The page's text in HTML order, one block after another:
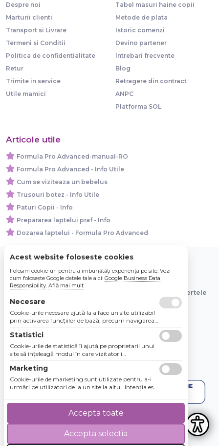
Despre noi
Marturii clienti
Transport si Livrare
Termeni si Conditii
Politica de confidentialitate
Retur
Trimite in service
Utile mamici
Tabel masuri haine copii
Metode de plata
Istoric comenzi
Devino partener
Intrebari frecvente
Blog
Retragere din contract
ANPC
Platforma SOL
Articole utile
Formula Pro Advanced-manual-RO
Formula Pro Advanced - Info Utile
Cum se viziteaza un bebelus
Trusouri botez - Info Utile
Paturi Copii - Info
Prepararea laptelui praf - Info
Dozarea laptelui - Formula Pro Advanced
© 2026 Bebe Nou Online Store SRL
Toate preturile sunt exprimate in lei si includ tva. Ofertele
sunt valabile in limita stocului disponibil.
4.8 / 5 ★★★★★
Acest website foloseste cookies
Folosim cookie-uri pentru a îmbunătăți experiența pe site. Vezi
cum folosește Google datele tale aici: Google Business Data
Responsibility. Află mai mult
Necesare
Cookie-urile necesare ajută la a face un site utilizabil
prin activarea funcţiilor de bază, precum navigarea
Site-ul nu poate funcţiona corespunzător fără aceste
cookie-uri.
Statistici
Cookie-urile de statistică îi ajută pe proprietarii unui
site să înţeleagă modul în care vizitatorii
raportarea informaţiilor în mod anonim.
Marketing
Cookie-urile de marketing sunt utilizate pentru a-i
urmări pe utilizatori de la un site la altul. Intenţia este
utilizatorii individuali, aşadar ele sunt mai valoroase
pentru agenţiile de puiblicitate şi părţile terţe care se
Accepta selectia
Accepta toate